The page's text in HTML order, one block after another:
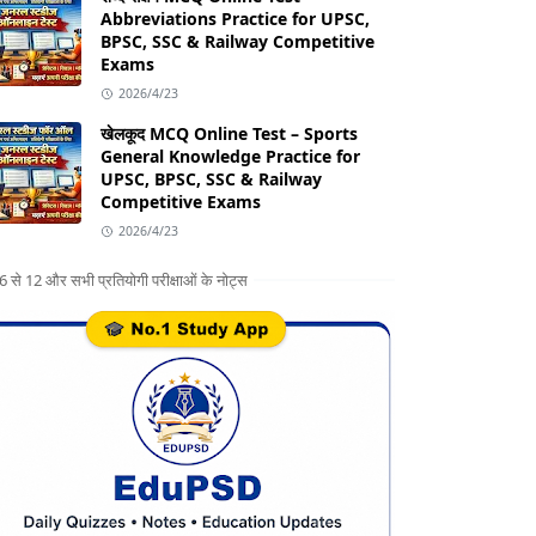
Abbreviations Practice for UPSC,
BPSC, SSC & Railway Competitive
Exams
2026/4/23
खेलकूद MCQ Online Test – Sports
General Knowledge Practice for
UPSC, BPSC, SSC & Railway
Competitive Exams
2026/4/23
6 से 12 और सभी प्रतियोगी परीक्षाओं के नोट्स